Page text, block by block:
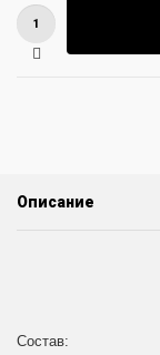
Описание
Состав: